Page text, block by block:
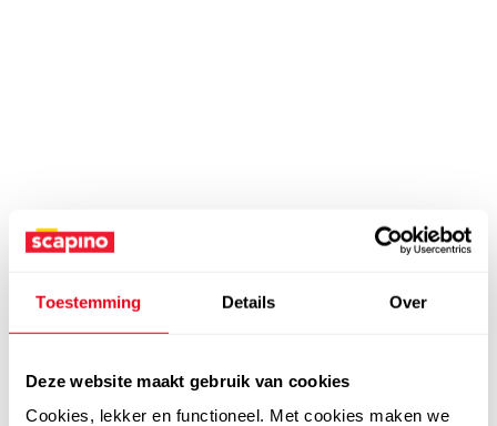
Toestemming Details Over
Deze website maakt gebruik van cookies
Cookies, lekker en functioneel. Met cookies maken we